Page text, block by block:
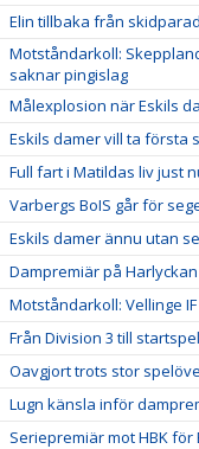
Elin tillbaka från
Motståndarkoll:
saknar pingislag
Målexplosion när Eskils
Eskils damer vill ta första
Full fart i Matildas liv just
Varbergs BoIS går för
Eskils damer ännu utan
Dampremiär på
Motståndarkoll: Vellinge
Från Division 3 till
Oavgjort trots stor
Lugn känsla inför
Seriepremiär mot HBK för